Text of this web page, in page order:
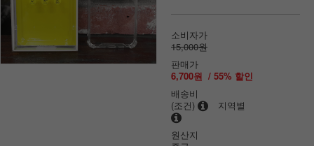
소비자가
15,000원
판매가
6,700원 / 55% 할인
배송비
(조건)
지역별
원산지